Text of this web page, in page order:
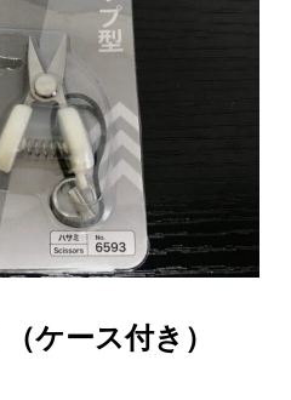
ケース付き）